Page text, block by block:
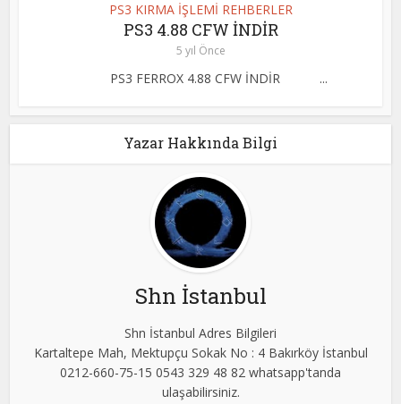
PS3 KIRMA İŞLEMİ REHBERLER
PS3 4.88 CFW İNDİR
5 yıl Önce
PS3 FERROX 4.88 CFW İNDİR ...
Yazar Hakkında Bilgi
Shn İstanbul
Shn İstanbul Adres Bilgileri
Kartaltepe Mah, Mektupçu Sokak No : 4 Bakırköy İstanbul
0212-660-75-15 0543 329 48 82 whatsapp'tanda
ulaşabilirsiniz.